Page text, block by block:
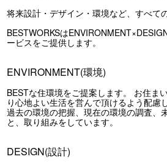
将来設計・デザイン・環境など、すべて
BESTWORKSは
ービスをご提供します。
ENVIRONMENT(環境)
BESTな住環境をご提案します。 お住ま
り心地よい生活を営んで頂けるよう配慮
過去の環境の把握、現在の環境の調査、
と、取り組みをしています。
DESIGN(設計)